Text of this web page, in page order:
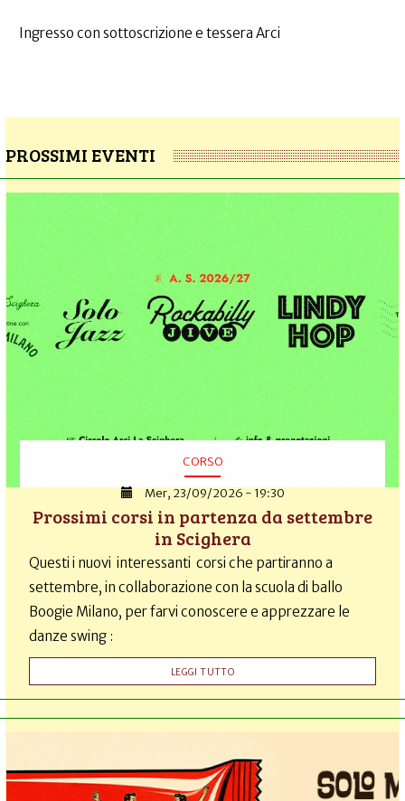
Ingresso con sottoscrizione e tessera Arci
PROSSIMI EVENTI
CORSO
Mer, 23/09/2026 - 19:30
Prossimi corsi in partenza da settembre
in Scighera
Questi i nuovi interessanti corsi che partiranno a
settembre, in collaborazione con la scuola di ballo
Boogie Milano, per farvi conoscere e apprezzare le
danze swing :
LEGGI TUTTO